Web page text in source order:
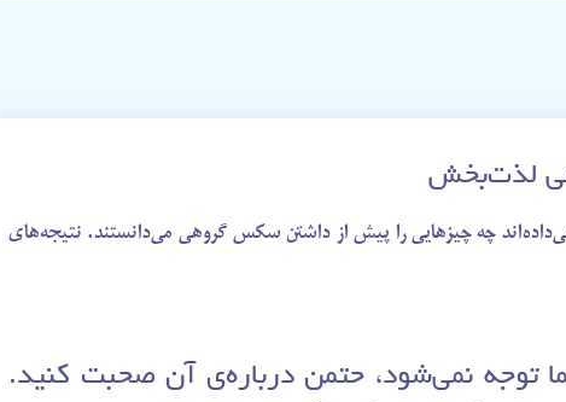
لذت‌بخش
چه چیزهایی را پیش از داشتن سکس گروهی می‌دانستند. نتیجه‌های
توجه نمی‌شود، حتمن درباره‌ی آن صحبت کنید.